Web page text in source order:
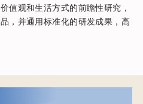
值观和生活方式的前瞻性研究，
，并通用标准化的研发成果，高